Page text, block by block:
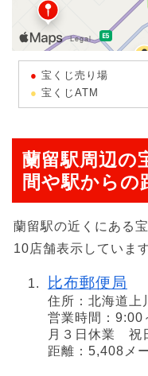
宝くじ売り場
宝くじATM
蘭留駅周辺の
間や駅からの
蘭留駅の近くにある
10店舗表示しています
比布郵便局
住所：北海道上
営業時間：9:00
月３日休業 祝
距離：5,408メ